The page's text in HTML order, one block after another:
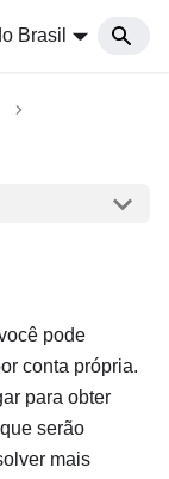
Brasil
pode
conta própria.
para obter
serão
mais